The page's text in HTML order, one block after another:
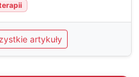
artykuły